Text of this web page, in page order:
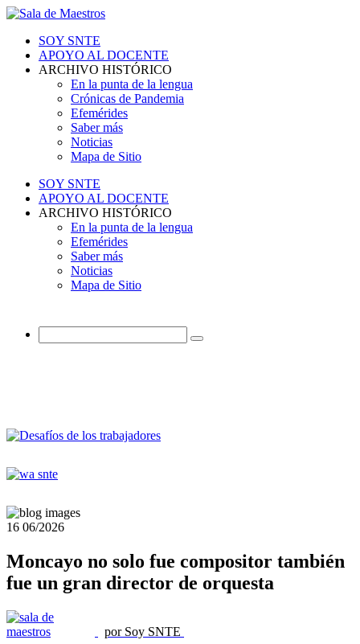
SOY SNTE
APOYO AL DOCENTE
ARCHIVO HISTÓRICO
En la punta de la lengua
Crónicas de Pandemia
Efemérides
Saber más
Noticias
Mapa de Sitio
SOY SNTE
APOYO AL DOCENTE
ARCHIVO HISTÓRICO
En la punta de la lengua
Efemérides
Saber más
Noticias
Mapa de Sitio
16 06/2026
Moncayo no solo fue compositor también
fue un gran director de orquesta
por Soy SNTE